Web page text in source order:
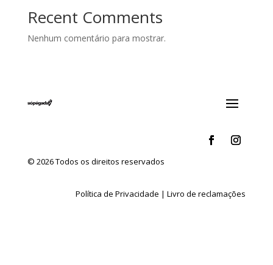
Recent Comments
Nenhum comentário para mostrar.
© 2026 Todos os direitos reservados
Política de Privacidade |Livro de reclamações